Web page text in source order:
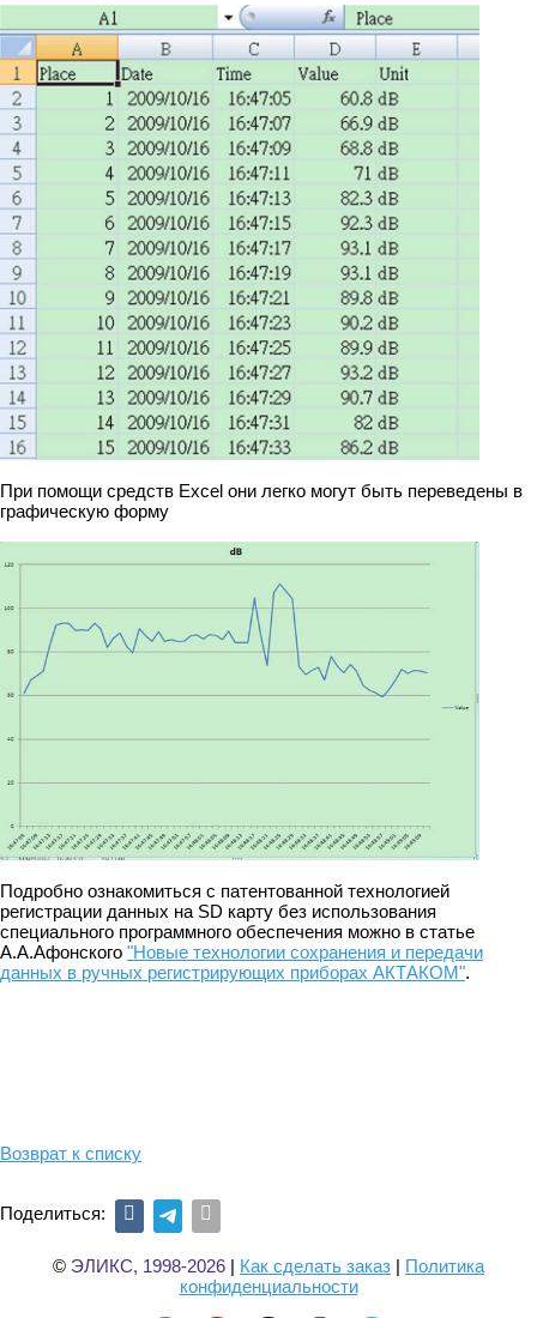
При помощи средств Excel они легко могут быть переведены в
графическую форму
Подробно ознакомиться с патентованной технологией
регистрации данных на SD карту без использования
специального программного обеспечения можно в статье
А.А.Афонского "Новые технологии сохранения и передачи
данных в ручных регистрирующих приборах АКТАКОМ".
Возврат к списку
Поделиться:
© ЭЛИКС, 1998-2026 | Как сделать заказ | Политика
конфиденциальности